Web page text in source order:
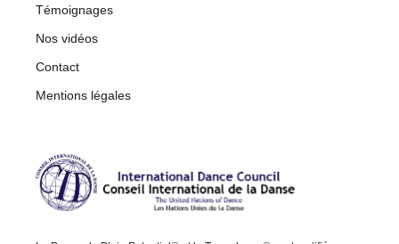
Témoignages
Nos vidéos
Contact
Mentions légales